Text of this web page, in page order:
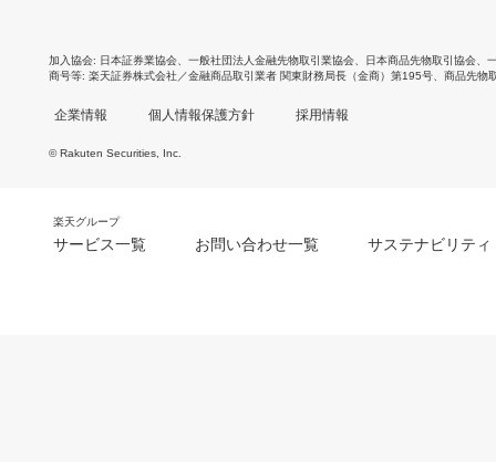
加入協会 日本証券業協会 一般社団法人金融先物取引業協会 日本商品先物取引協会
商号等 楽天証券株式会社／金融商品取引業者 関東財務局長（金商）第195号、商品先物
企業情報 個人情報保護方針 採用情報
© Rakuten Securities, Inc.
楽天グループ
サービス一覧 お問い合わせ一覧 サステナビリティ